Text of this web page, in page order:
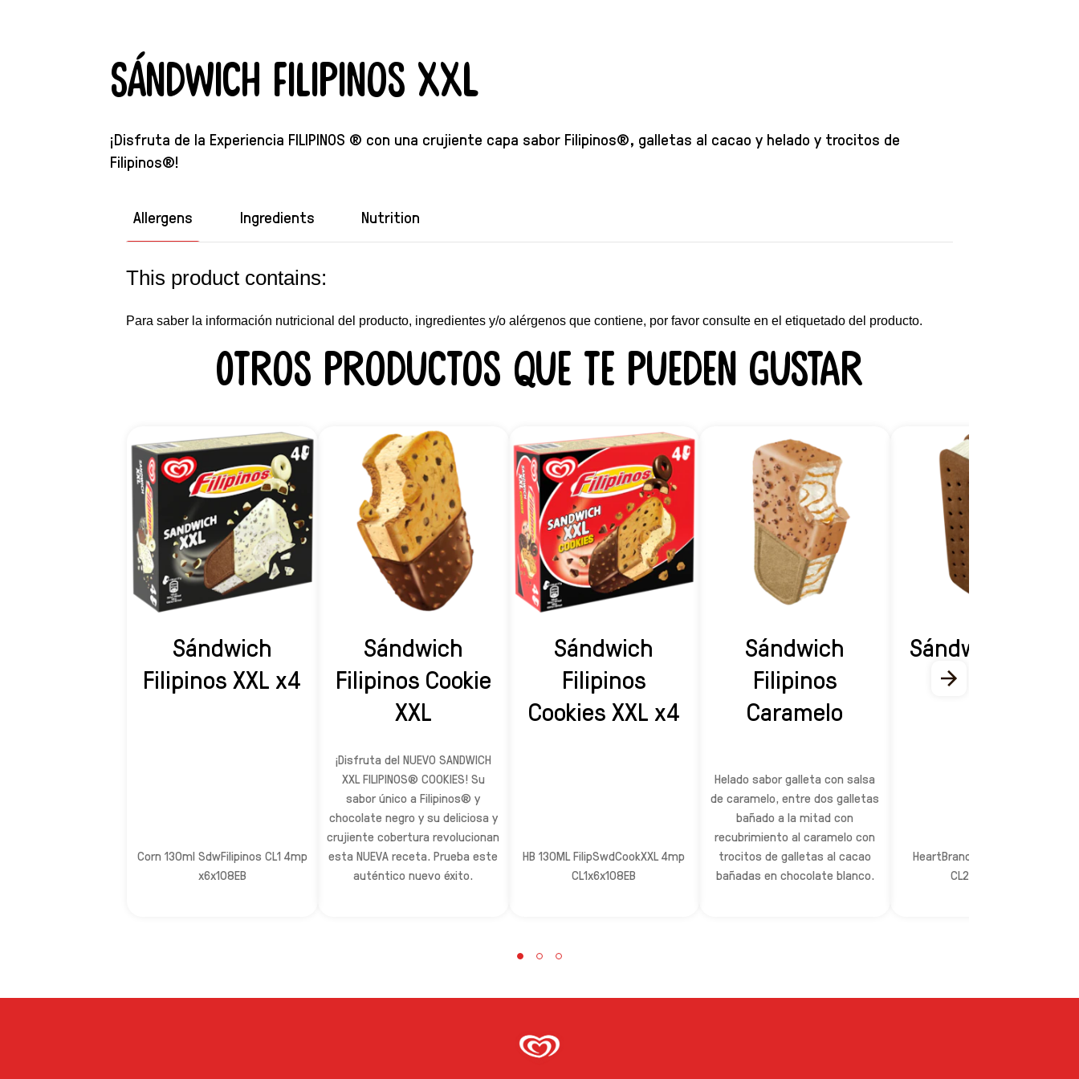
Sándwich Filipinos XXL
¡Disfruta de la Experiencia FILIPINOS ® con una crujiente capa sabor Filipinos®, galletas al cacao y helado y trocitos de
Filipinos®!
Allergens Ingredients Nutrition
This product contains:
Para saber la información nutricional del producto, ingredientes y/o alérgenos que contiene, por favor consulte en el etiquetado del producto.
Otros productos que te pueden gustar
Sándwich
Filipinos XXL x4
Corn 130ml SdwFilipinos CL1 4mp
x6x108EB
Sándwich
Filipinos Cookie
XXL
¡Disfruta del NUEVO SANDWICH
XXL FILIPINOS® COOKIES! Su
sabor único a Filipinos® y
chocolate negro y su deliciosa y
crujiente cobertura revolucionan
esta NUEVA receta. Prueba este
auténtico nuevo éxito.
Sándwich
Filipinos
Cookies XXL x4
HB 130ML FilipSwdCookXXL 4mp
CL1x6x108EB
Sándwich
Filipinos
Caramelo
Helado sabor galleta con salsa
de caramelo, entre dos galletas
bañado a la mitad con
recubrimiento al caramelo con
trocitos de galletas al cacao
bañadas en chocolate blanco.
Sándwich Nata
HeartBrand 100ml Sandwich
CL2x42x192EB